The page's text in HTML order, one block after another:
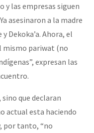
y las empresas siguen
asesinaron a la madre
Dekoka’a. Ahora, el
mismo pariwat (no
expresan las
que declaran
actual esta haciendo
por tanto, “no